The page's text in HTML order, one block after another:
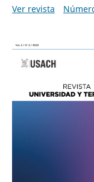
Ver revista